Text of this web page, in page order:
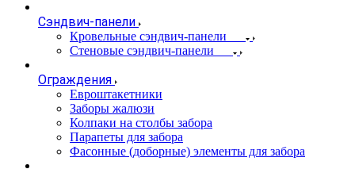
Сэндвич-панели
Кровельные сэндвич-панели
Стеновые сэндвич-панели
Ограждения
Евроштакетники
Заборы жалюзи
Колпаки на столбы забора
Парапеты для забора
Фасонные (доборные) элементы для забора